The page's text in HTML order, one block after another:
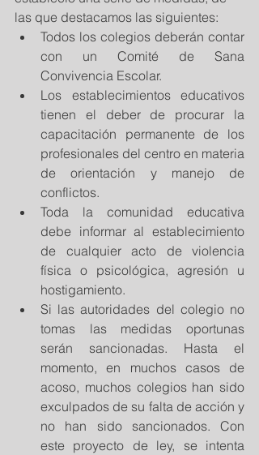
las que destacamos las siguientes:
Todos los colegios deberán contar
con un Comité de Sana
Convivencia Escolar.
Los establecimientos educativos
tienen el deber de procurar la
capacitación permanente de los
profesionales del centro en materia
de orientación y manejo de
conflictos.
Toda la comunidad educativa
debe informar al establecimiento
de cualquier acto de violencia
física o psicológica, agresión u
hostigamiento.
Si las autoridades del colegio no
tomas las medidas oportunas
serán sancionadas. Hasta el
momento, en muchos casos de
acoso, muchos colegios han sido
exculpados de su falta de acción y
no han sido sancionados. Con
este proyecto de ley, se intenta